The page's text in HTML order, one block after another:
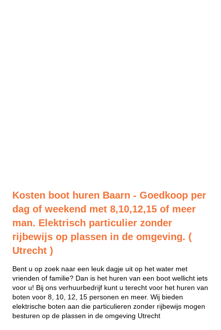
Kosten boot huren Baarn - Goedkoop per
dag of weekend met 8,10,12,15 of meer
man. Elektrisch particulier zonder
rijbewijs op plassen in de omgeving. (
Utrecht )
Bent u op zoek naar een leuk dagje uit op het water met
vrienden of familie? Dan is het huren van een boot wellicht iets
voor u! Bij ons verhuurbedrijf kunt u terecht voor het huren van
boten voor 8, 10, 12, 15 personen en meer. Wij bieden
elektrische boten aan die particulieren zonder rijbewijs mogen
besturen op de plassen in de omgeving Utrecht